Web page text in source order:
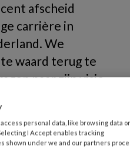
afscheid
carrière in
We
waard terug te
naar zijn visie
personal data, like browsing data
I Accept enables tracking
shown under we and our partners